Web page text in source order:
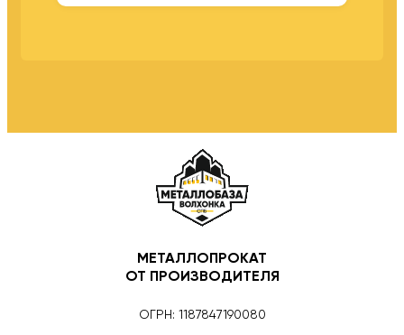
МЕТАЛЛОПРОКАТ
ОТ ПРОИЗВОДИТЕЛЯ
ОГРН: 1187847190080